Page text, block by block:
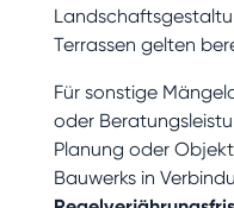
Terrassen gelten
Für sonstige
oder
Planung oder
Bauwerks in